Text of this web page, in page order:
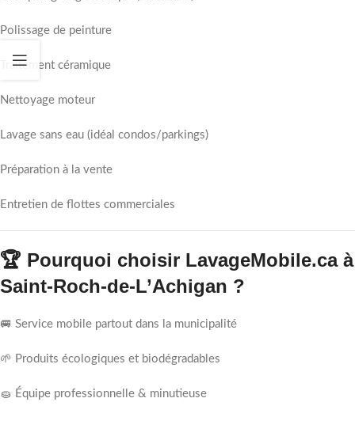
Polissage de peinture
Traitement céramique
Nettoyage moteur
Lavage sans eau (idéal condos/parkings)
Préparation à la vente
Entretien de flottes commerciales
🏆 Pourquoi choisir LavageMobile.ca à
Saint-Roch-de-L’Achigan ?
🚐 Service mobile partout dans la municipalité
🌱 Produits écologiques et biodégradables
🧽 Équipe professionnelle & minutieuse